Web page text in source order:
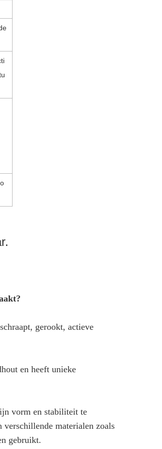
gerookt, actieve
en heeft unieke
vorm en stabiliteit te
verschillende materialen zoals
gebruikt.